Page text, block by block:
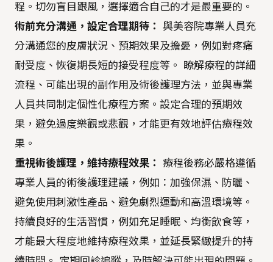
程。切勿盲目跟風，選擇適合自己的才是最重要的。
術前充分溝通，設定合理期待： 與美容院專業人員充
分溝通您的皮膚狀況、預期效果及擔憂，例如對疼痛
耐受度、恢復期長短的接受程度等。 瞭解療程的詳細
流程、可能出現的副作用及術後護理方法，並與專業
人員共同制定個性化療程方案。設定合理的預期效
果，避免過度樂觀或悲觀，才能更有效地評估療程效
果。
重視術後護理，維持療程效果：
療程後務必嚴格遵循
專業人員的術後護理建議，例如：加強保濕、防曬、
避免使用刺激性產品、避免劇烈運動和高溫環境等。
持續良好的生活習慣，例如充足睡眠、均衡飲食等，
才能最大程度地維持療程效果，並延長緊緻提升的持